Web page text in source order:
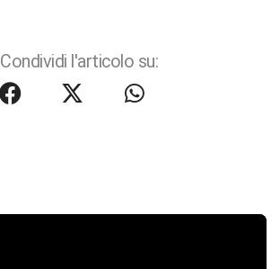
Condividi l'articolo su: